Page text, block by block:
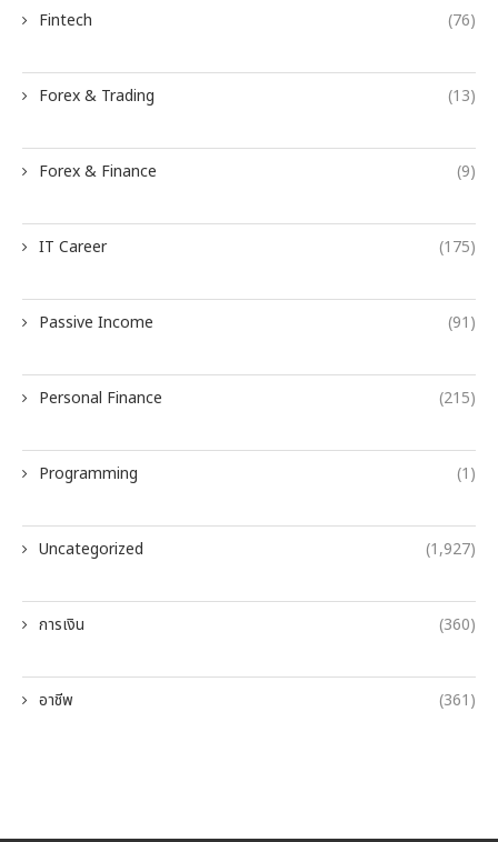
Fintech (76)
Forex & Trading (13)
Forex & Finance (9)
IT Career (175)
Passive Income (91)
Personal Finance (215)
Programming (1)
Uncategorized (1,927)
การเงิน (360)
อาชีพ (361)